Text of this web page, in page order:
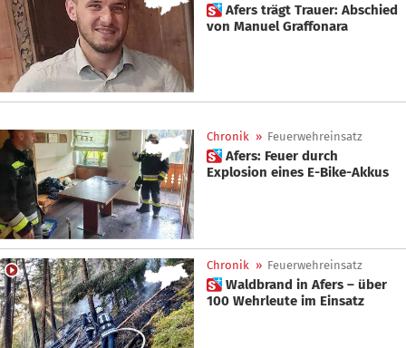
 Afers trägt Trauer: Abschied
von Manuel Graffonara
Chronik » Feuerwehreinsatz
 Afers: Feuer durch
Explosion eines E-Bike-Akkus
Chronik » Feuerwehreinsatz
 Waldbrand in Afers – über
100 Wehrleute im Einsatz